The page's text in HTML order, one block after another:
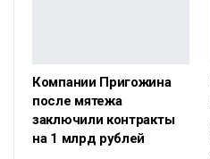
Компании Пригожина
после мятежа
заключили контракты
на 1 млрд рублей